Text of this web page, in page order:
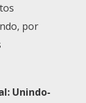
por
Unindo-